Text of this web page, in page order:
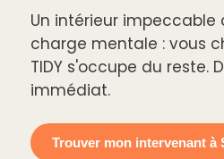
Un intérieur
charge mentale : vous
TIDY s'occupe du reste.
immédiat.
Trouver mon intervenant à